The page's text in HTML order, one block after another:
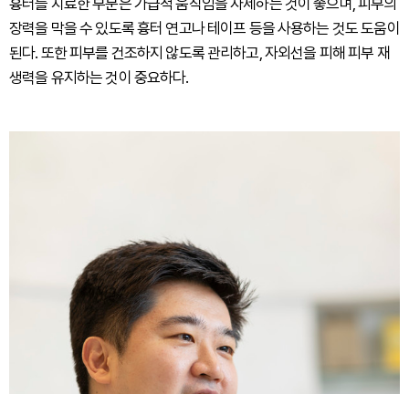
흉터를 치료한 부분은 가급적 움직임을 자제하는 것이 좋으며, 피부의
장력을 막을 수 있도록 흉터 연고나 테이프 등을 사용하는 것도 도움이
된다. 또한 피부를 건조하지 않도록 관리하고, 자외선을 피해 피부 재
생력을 유지하는 것이 중요하다.